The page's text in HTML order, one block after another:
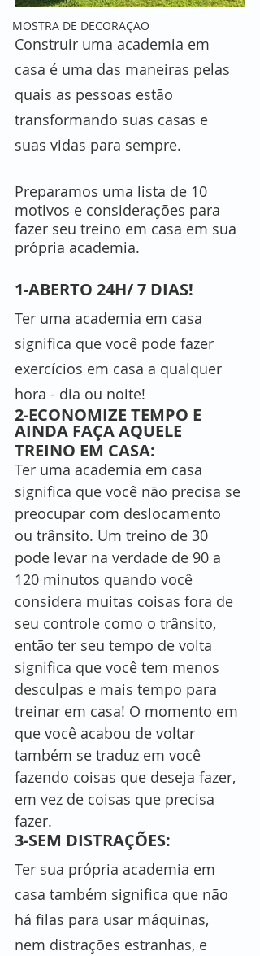
MOSTRA DE DECORAÇAO
Construir uma academia em
casa é uma das maneiras pelas
quais as pessoas estão
transformando suas casas e
suas vidas para sempre.
Preparamos uma lista de 10
motivos e considerações para
fazer seu treino em casa em sua
própria academia.
1-ABERTO 24H/ 7 DIAS!
Ter uma academia em casa
significa que você pode fazer
exercícios em casa a qualquer
hora - dia ou noite!
2-ECONOMIZE TEMPO E
AINDA FAÇA AQUELE
TREINO EM CASA:
Ter uma academia em casa
significa que você não precisa se
preocupar com deslocamento
ou trânsito. Um treino de 30
pode levar na verdade de 90 a
120 minutos quando você
considera muitas coisas fora de
seu controle como o trânsito,
então ter seu tempo de volta
significa que você tem menos
desculpas e mais tempo para
treinar em casa! O momento em
que você acabou de voltar
também se traduz em você
fazendo coisas que deseja fazer,
em vez de coisas que precisa
fazer.
3-SEM DISTRAÇÕES:
Ter sua própria academia em
casa também significa que não
há filas para usar máquinas,
nem distrações estranhas, e